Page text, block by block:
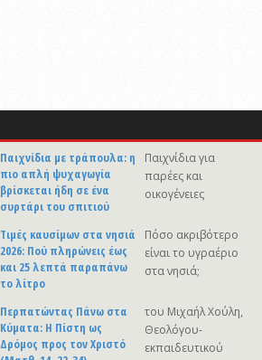
Παιχνίδια με τράπουλα: η
πιο απλή ψυχαγωγία
βρίσκεται ήδη σε ένα
συρτάρι του σπιτιού
Παιχνίδια για
παρέες και
οικογένειες
Τιμές καυσίμων στα νησιά
2026: Πού πληρώνεις έως
και 25 λεπτά παραπάνω
το λίτρο
Πόσο ακριβότερο
είναι το υγραέριο
στα νησιά;
Περπατώντας Πάνω στα
Κύματα: Η Πίστη ως
Δρόμος προς τον Χριστό
του Μιχαήλ Χούλη,
Θεολόγου-
εκπαιδευτικού